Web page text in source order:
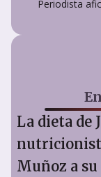
Periodista
La dieta de
Muñoz a su